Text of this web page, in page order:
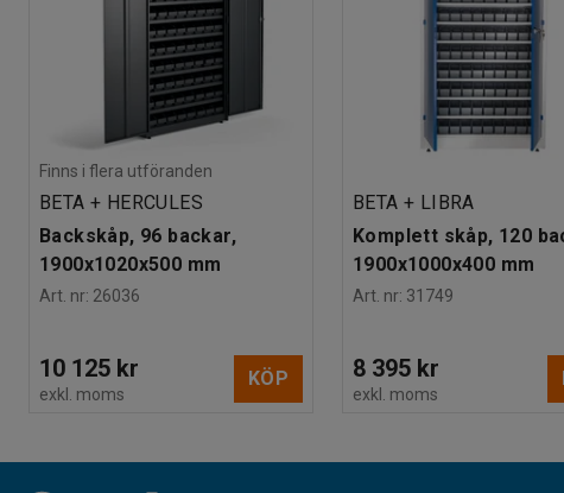
Finns i flera utföranden
BETA + HERCULES
Backskåp, 96 backar,
1900x1020x500 mm
Art. nr: 26036
10 125 kr
exkl. moms
KÖP
BETA + LIBRA
Komplett skåp, 120
1900x1000x400 mm
Art. nr: 31749
8 395 kr
exkl. moms